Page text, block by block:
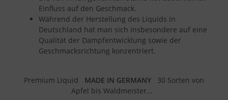
Einfluss auf den Geschmack.
Während der Herstellung des Liquids in
Deutschland hat man sich insbesondere auf eine
Qualität der Dampfentwicklung sowie der
Geschmacksrichtung konzentriert.
Premium Liquid MADE IN GERMANY 30 Sorten von
Apfel bis Waldmeister...